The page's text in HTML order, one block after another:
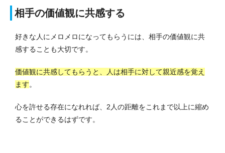
相手の価値観に共感する
好きな人にメロメロになってもらうには、相手の価値観に共
感することも大切です。
価値観に共感してもらうと、人は相手に対して親近感を覚え
ます。
心を許せる存在になれれば、2人の距離をこれまで以上に縮め
ることができるはずです。